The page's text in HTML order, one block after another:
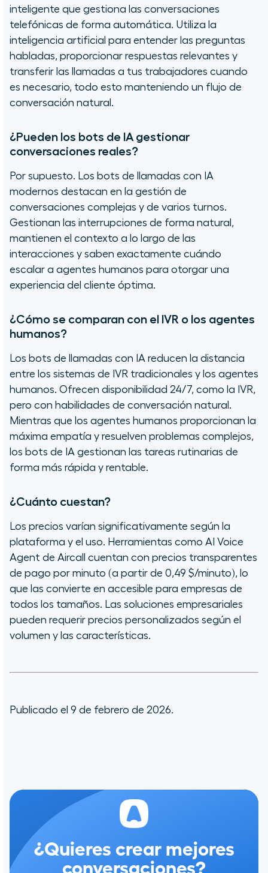
inteligente que gestiona las conversaciones
telefónicas de forma automática. Utiliza la
inteligencia artificial para entender las preguntas
habladas, proporcionar respuestas relevantes y
transferir las llamadas a tus trabajadores cuando
es necesario, todo esto manteniendo un flujo de
conversación natural.
¿Pueden los bots de IA gestionar
conversaciones reales?
Por supuesto. Los bots de llamadas con IA
modernos destacan en la gestión de
conversaciones complejas y de varios turnos.
Gestionan las interrupciones de forma natural,
mantienen el contexto a lo largo de las
interacciones y saben exactamente cuándo
escalar a agentes humanos para otorgar una
experiencia del cliente óptima.
¿Cómo se comparan con el IVR o los agentes
humanos?
Los bots de llamadas con IA reducen la distancia
entre los sistemas de IVR tradicionales y los agentes
humanos. Ofrecen disponibilidad 24/7, como la IVR,
pero con habilidades de conversación natural.
Mientras que los agentes humanos proporcionan la
máxima empatía y resuelven problemas complejos,
los bots de IA gestionan las tareas rutinarias de
forma más rápida y rentable.
¿Cuánto cuestan?
Los precios varían significativamente según la
plataforma y el uso. Herramientas como AI Voice
Agent de Aircall cuentan con precios transparentes
de pago por minuto (a partir de 0,49 $/minuto), lo
que las convierte en accesible para empresas de
todos los tamaños. Las soluciones empresariales
pueden requerir precios personalizados según el
volumen y las características.
Publicado el 9 de febrero de 2026.
¿Quieres crear mejores
conversaciones?